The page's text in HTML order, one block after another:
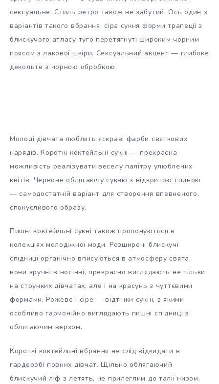
сексуальне. Стиль ретро також не забутий. Ось один з
варіантів такого вбрання: сіра сукня форми трапеції з
блискучого атласу туго перетягнуті широким чорним
поясом з лакової шкіри. Сексуальний акцент — глибоке
декольте з чорною обробкою.
Молоді дівчата люблять яскраві фарби святкових
нарядів. Короткі коктейльні сукні — прекрасна
можливість реалізувати веселу палітру улюблених
квітів. Червоне облягаючу сукню з відкритою спиною
— самодостатній варіант для створення впевненого,
спокусливого образу.
Пишні коктейльні сукні також пропонуються в
колекціях молодіжної моди. Розширені блискучі
спідниці органічно вписуються в атмосферу свята,
вони зручні в носінні, прекрасно виглядають не тільки
на струнких дівчатах, але і на красунь з чуттєвими
формами. Рожеве і сіре — відтінки сукні, з якими
особливо гармонійно виглядають пишні спідниці з
облягаючим верхом.
Короткі коктейльні вбрання не слід відкидати в
гардеробі повних дівчат. Щільно облягаючий
блискучий ліф з летять, не прилеглим до талії низом,